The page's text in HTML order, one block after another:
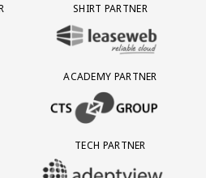
PARTNER AFAS SOFTWARE
SHIRT PARTNER
BEZOEK ONZE SHIRT PARTNER
EUROJACKPOT
ACADEMY PARTNER
BEZOEK ONZE ACADEMY
PARTNER LEBARA
TECH PARTNER
BEZOEK ONZE TECH PARTNER